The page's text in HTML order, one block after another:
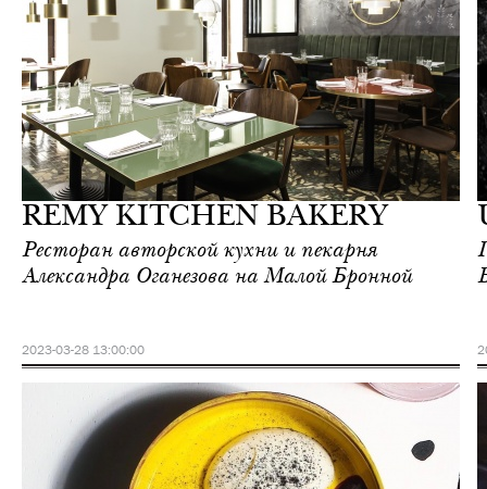
REMY KITCHEN BAKERY
Ресторан авторской кухни и пекарня
Александра Оганезова на Малой Бронной
2023-03-28 13:00:00